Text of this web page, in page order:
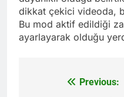
dikkat çekici videoda,
Bu mod aktif edildiği
ayarlayarak olduğu
Previous: